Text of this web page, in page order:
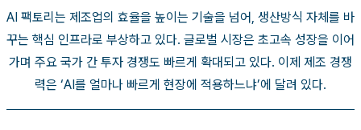
AI 팩토리는 제조업의 효율을 높이는 기술을 넘어, 생산방식 자체를 바
꾸는 핵심 인프라로 부상하고 있다. 글로벌 시장은 초고속 성장을 이어
가며 주요 국가 간 투자 경쟁도 빠르게 확대되고 있다. 이제 제조 경쟁
력은 ‘AI를 얼마나 빠르게 현장에 적용하느냐’에 달려 있다.